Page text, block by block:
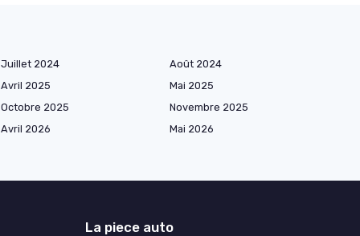
Juillet 2024
Août 2024
Avril 2025
Mai 2025
Octobre 2025
Novembre 2025
Avril 2026
Mai 2026
La piece auto